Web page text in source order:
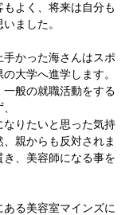
よく、将来は自分も
ました。
手かった海さんはスポ
大学へ進学します。
般の就職活動をする
りたいと思った気持
親からも反対されま
き、美容師になる事を
る美容室マインズに